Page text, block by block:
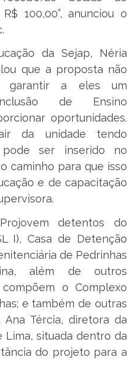
100,00”, anunciou o
da Sejap, Néria
que a proposta não
garantir a eles um
de Ensino
oportunidades.
da unidade tendo
ser inserido no
caminho para que isso
e de capacitação
detentos do
I), Casa de Detenção
de Pedrinhas
além de outros
o Complexo
e também de outras
Ana Tércia, diretora da
Lima, situada dentro da
do projeto para a